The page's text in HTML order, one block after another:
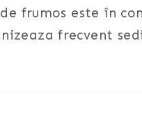
frumos este în
frecvent